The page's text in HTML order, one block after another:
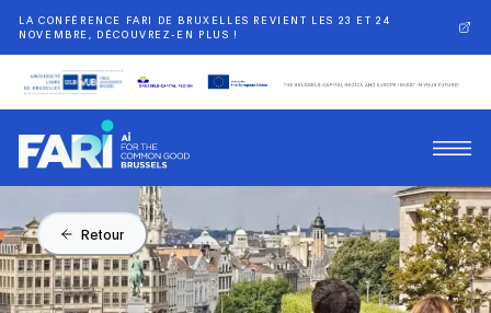
LA CONFÉRENCE FARI DE BRUXELLES REVIENT LES 23 ET 24
NOVEMBRE, DÉCOUVREZ-EN PLUS !
Retour